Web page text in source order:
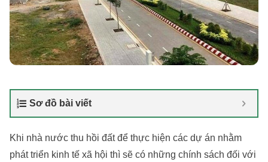
Sơ đồ bài viết
Khi nhà nước thu hồi đất để thực hiện các dự án nhằm
phát triển kinh tế xã hội thì sẽ có những chính sách đối với